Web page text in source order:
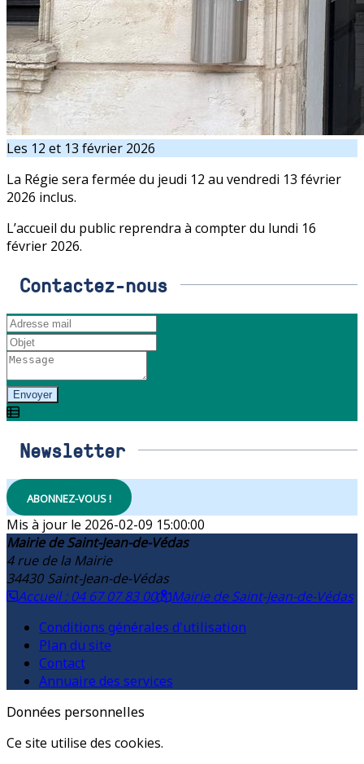
Les 12 et 13 février 2026
La Régie sera fermée du jeudi 12 au vendredi 13 février
2026 inclus.
L’accueil du public reprendra à compter du lundi 16
février 2026.
Contactez-nous
Envoyer
Newsletter
ABONNEZ-VOUS !
2026-02-09 15:00:00
Mairie de Saint-Jean-de-Védas
4 rue de la Mairie
34430 Saint-Jean-de-Védas
Accueil : 04 67 07 83 00
Mairie de Saint-Jean-de-Védas
Conditions générales d'utilisation
Plan du site
Contact
Annuaire des services
Données personnelles
Ce site utilise des cookies.